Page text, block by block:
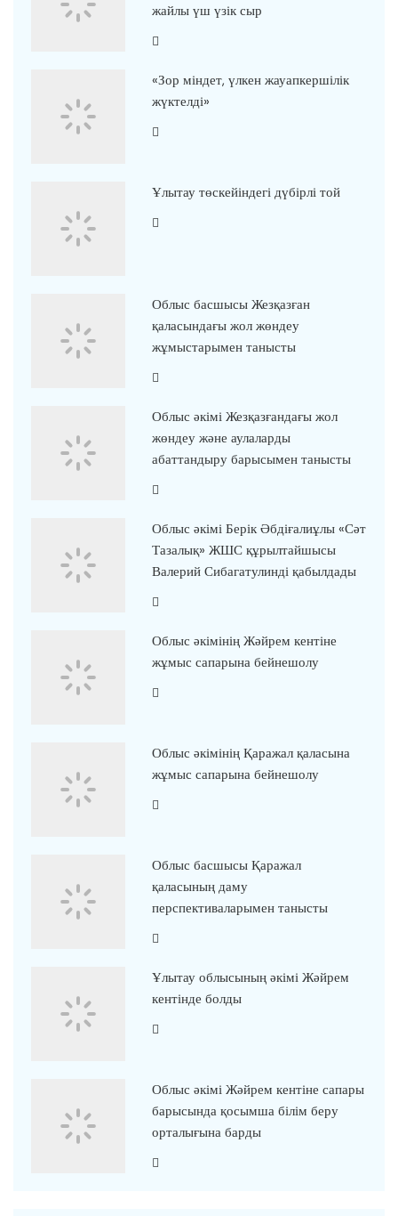
жайлы үш үзік сыр
«Зор міндет, үлкен жауапкершілік
жүктелді»
Ұлытау төскейіндегі дүбірлі той
Облыс басшысы Жезқазған
қаласындағы жол жөндеу
жұмыстарымен танысты
Облыс әкімі Жезқазғандағы жол
жөндеу және аулаларды
абаттандыру барысымен танысты
Облыс әкімі Берік Әбдіғалиұлы «Сәт
Тазалық» ЖШС құрылтайшысы
Валерий Сибагатулинді қабылдады
Облыс әкімінің Жәйрем кентіне
жұмыс сапарына бейнешолу
Облыс әкімінің Қаражал қаласына
жұмыс сапарына бейнешолу
Облыс басшысы Қаражал
қаласының даму
перспективаларымен танысты
Ұлытау облысының әкімі Жәйрем
кентінде болды
Облыс әкімі Жәйрем кентіне сапары
барысында қосымша білім беру
орталығына барды